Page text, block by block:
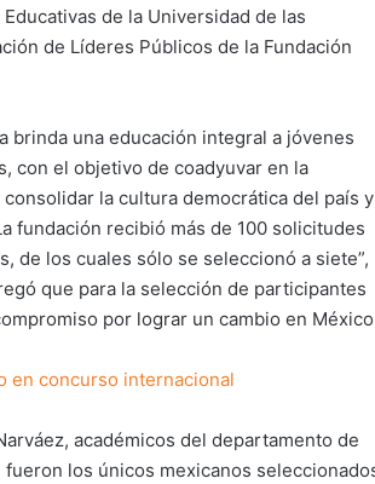
de la Universidad de las
de Líderes Públicos de la Fundación
brinda una educación integral a jóvenes
con el objetivo de coadyuvar en la
la cultura democrática del país y
fundación recibió más de 100 solicitudes
de los cuales sólo se seleccionó a siete”,
que para la selección de participantes
por lograr un cambio en
en concurso internacional
académicos del departamento de
los únicos mexicanos